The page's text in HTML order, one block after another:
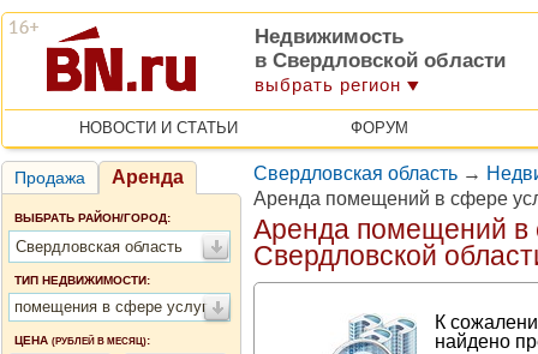
Недвижимость
в Свердловской области
выбрать регион
НОВОСТИ И СТАТЬИ ФОРУМ
Продажа Аренда
ВЫБРАТЬ РАЙОН/ГОРОД:
Свердловская область
ТИП НЕДВИЖИМОСТИ:
помещения в сфере услуг
ЦЕНА (РУБЛЕЙ В МЕСЯЦ):
Свердловская область →
Аренда помещений в сфере
Аренда помещений в
Свердловской
К
найдено